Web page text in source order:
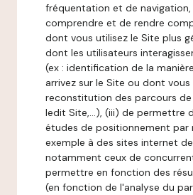
fréquentation et de navigation,
comprendre et de rendre
dont vous utilisez le Site plus
dont les utilisateurs
(ex : identification de la
arrivez sur le Site ou dont vous
reconstitution des parcours
ledit Site,...), (iii) de permettre
études de positionnement par
exemple à des sites internet
notamment ceux de
permettre en fonction des
(en fonction de l'analyse du